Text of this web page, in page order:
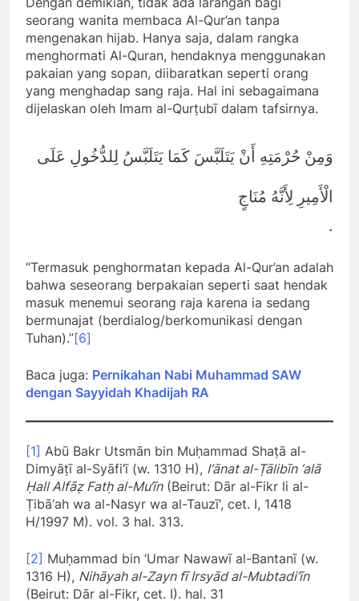
seorang wanita membaca Al-Qur’an tanpa
mengenakan hijab. Hanya saja, dalam rangka
menghormati Al-Quran, hendaknya menggunakan
pakaian yang sopan, diibaratkan seperti orang
yang menghadap sang raja. Hal ini sebagaimana
dijelaskan oleh Imam al-Qurṭubī dalam tafsirnya.
وَمِنْ حُرْمَتِهِ أَنْ يَتَلَبَّسَ كَمَا يَتَلَبَّسُ لِلدُّخُولِ عَلَى
الْأَمِيرِ لِأَنَّهُ مُنَاجٍ
.
“Termasuk penghormatan kepada Al-Qur’an adalah
bahwa seseorang berpakaian seperti saat hendak
masuk menemui seorang raja karena ia sedang
bermunajat (berdialog/berkomunikasi dengan
Tuhan).”[6]
Baca juga: Pernikahan Nabi Muhammad SAW
dengan Sayyidah Khadijah RA
[1] Abū Bakr Utsmān bin Muḥammad Shaṭā al-
Dimyāṭī al-Syāfi‘ī (w. 1310 H), I‘ānat al-Ṭālibīn ‘alā
Ḥall Alfāẓ Fatḥ al-Mu‘īn(Beirut: Dār al-Fikr li al-
Ṭibā‘ah wa al-Nasyr wa al-Tauzī‘, cet. I, 1418
H/1997 M). vol. 3 hal. 313.
[2] Muḥammad bin ‘Umar Nawawī al-Bantanī (w.
1316 H), Nihāyah al-Zayn fī Irsyād al-Mubtadi’īn
(Beirut: Dār al-Fikr, cet. I). hal. 31